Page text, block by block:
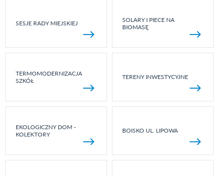
SESJE RADY MIEJSKIEJ
SOLARY I PIECE NA
BIOMASĘ
TERMOMODERNIZACJA
SZKÓŁ
TERENY INWESTYCYJNE
EKOLOGICZNY DOM -
KOLEKTORY
BOISKO UL. LIPOWA